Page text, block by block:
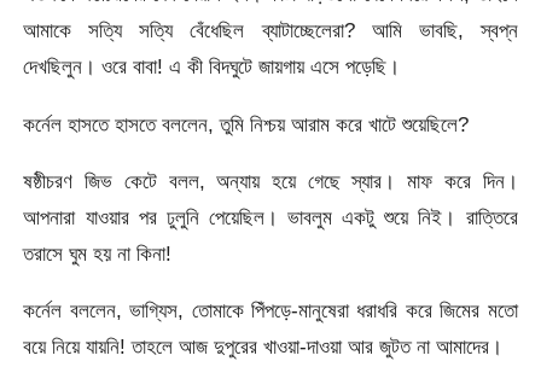
আমাকে সত্যি সত্যি বেঁধেছিল ব্যাটাচ্ছেলেরা? আমি ভাবছি, স্বপ্ন
দেখছিলুন। ওরে বাবা! এ কী বিদঘুটে জায়গায় এসে পড়েছি।
কর্নেল হাসতে হাসতে বললেন, তুমি নিশ্চয় আরাম করে খাটে শুয়েছিলে?
ষষ্ঠীচরণ জিভ কেটে বলল, অন্যায় হয়ে গেছে স্যার। মাফ করে দিন।
আপনারা যাওয়ার পর ঢুলুনি পেয়েছিল। ভাবলুম একটু শুয়ে নিই। রাত্তিরে
তরাসে ঘুম হয় না কিনা!
কর্নেল বললেন, ভাগ্যিস, তোমাকে পিঁপড়ে-মানুষেরা ধরাধরি করে জিমের মতো
বয়ে নিয়ে যায়নি! তাহলে আজ দুপুরের খাওয়া-দাওয়া আর জুটত না আমাদের।